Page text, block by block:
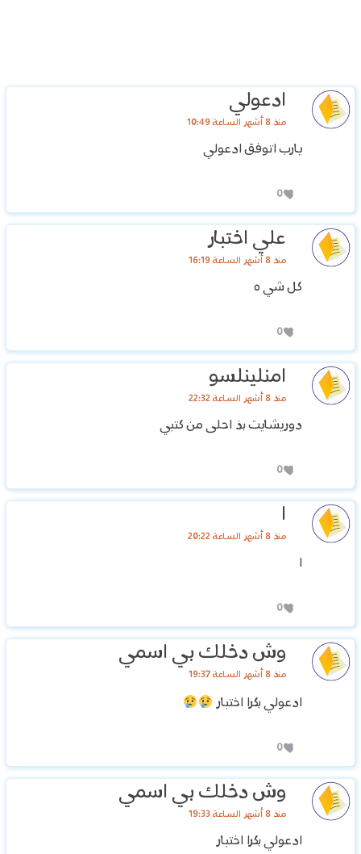
ادعولي
منذ 8 أشهر الساعة 10:49
يارب اتوفق ادعولي
0
علي اختبار
منذ 8 أشهر الساعة 16:19
كل شي ه
0
امنلينلسو
منذ 8 أشهر الساعة 22:32
دوريشايت بذ احلى من كتبي
0
ا
منذ 8 أشهر الساعة 20:22
ا
0
وش دخلك بي اسمي
منذ 8 أشهر الساعة 19:37
ادعولي بكرا اختبار
0
وش دخلك بي اسمي
منذ 8 أشهر الساعة 19:33
ادعولي بكرا اختبار